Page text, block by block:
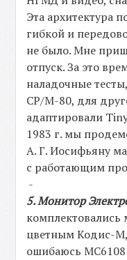
Эта архитектура
гибкой и
не было. Мне
отпуск. За это
наладочные
CP/M-80, для
адаптировали
1983 г. мы
А. Г. Иосифьяну
с работающим
-
5. Монитор
цветным Кодис-М,
ошибаюсь МС6108